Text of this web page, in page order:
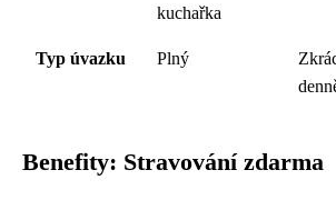
kuchařka
Typ úvazku Plný
Benefity: Stravování zdarma